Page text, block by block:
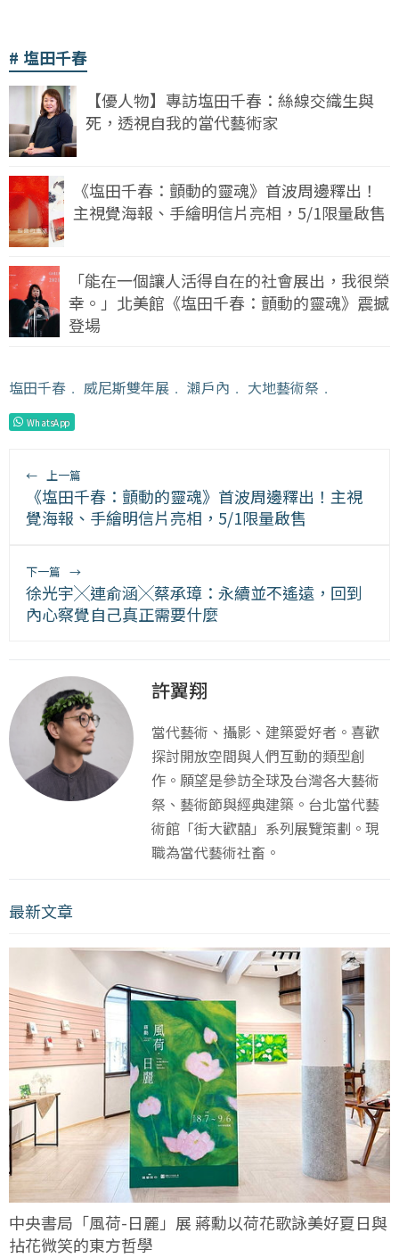
塩田千春
【優人物】專訪塩田千春：絲線交織生與
死，透視自我的當代藝術家
《塩田千春：顫動的靈魂》首波周邊釋出！
主視覺海報、手繪明信片亮相，5/1限量啟售
「能在一個讓人活得自在的社會展出，我很榮
幸。」北美館《塩田千春：顫動的靈魂》震撼
登場
塩田千春 ﹒ 威尼斯雙年展 ﹒ 瀨戶內 ﹒ 大地藝術祭 ﹒
WhatsApp
← 上一篇
《塩田千春：顫動的靈魂》首波周邊釋出！主視
覺海報、手繪明信片亮相，5/1限量啟售
下一篇 →
徐光宇╳連俞涵╳蔡承璋：永續並不遙遠，回到
內心察覺自己真正需要什麼
許翼翔
當代藝術、攝影、建築愛好者。喜歡
探討開放空間與人們互動的類型創
作。願望是參訪全球及台灣各大藝術
祭、藝術節與經典建築。台北當代藝
術館「街大歡囍」系列展覽策劃。現
職為當代藝術社畜。
最新文章
中央書局「風荷-日麗」展 蔣勳以荷花歌詠美好夏日與
拈花微笑的東方哲學